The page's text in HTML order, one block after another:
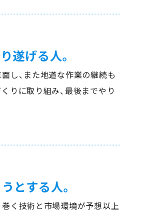
遂げる人。
し、また地道な作業の継続も
りに取り組み、最後までやり
とする人。
く技術と市場環境が予想以上